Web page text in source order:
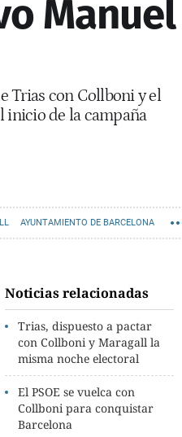
Manuel
Trias con Collboni y el
inicio de la campaña
AYUNTAMIENTO DE BARCELONA
Noticias relacionadas
Trias, dispuesto a pactar
con Collboni y Maragall la
misma noche electoral
El PSOE se vuelca con
Collboni para conquistar
Barcelona